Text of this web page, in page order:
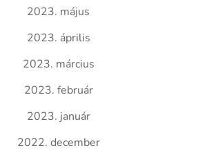
2023. május
2023. április
2023. március
2023. február
2023. január
2022. december